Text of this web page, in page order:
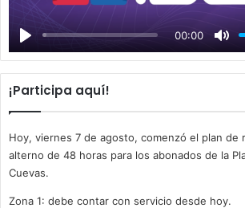
00:00
a
y
¡Participa aquí!
Hoy, viernes 7 de agosto, comenzó el plan de
alterno de 48 horas para los abonados de la
Cuevas.
Zona 1: debe contar con servicio desde hoy.